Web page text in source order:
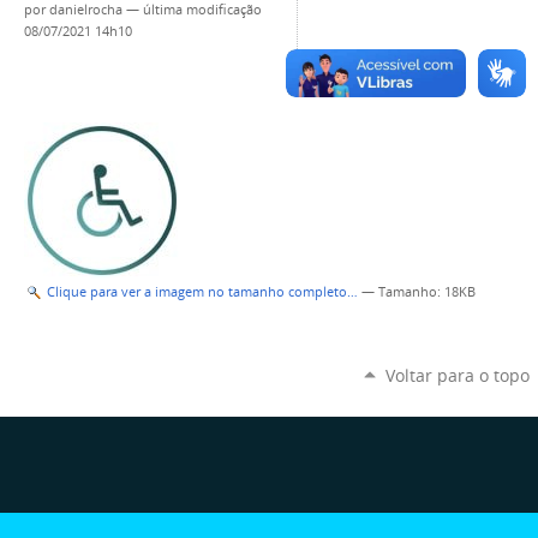
pordanielrocha — última modificação
08/07/2021 14h10
Clique para ver a imagem no tamanho completo… — Tamanho: 18KB
Voltar para o topo